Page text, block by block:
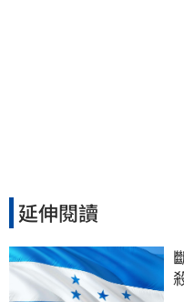
延伸閱讀